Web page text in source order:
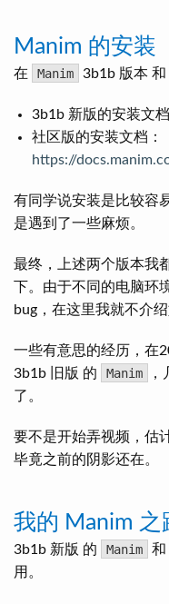
Manim 的安装
在 Manim 3b1b 版本 和
3b1b 新版的安装文档
社区版的安装文档：
https://
有同学说安装是比较容
是遇到了一些麻烦。
最终，上述两个版本我
下。由于不同的电脑环
bug，在这里我就不介绍
一些有意思的经历，在
3b1b 旧版 的
Manim
了。
要不是开始弄视频，估
毕竟之前的阴影还在。
我的 Manim 之
3b1b 新版 的 Manim 和
用。